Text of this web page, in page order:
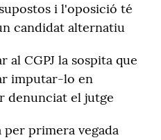
i l'oposició té
candidat alternatiu
al CGPJ la sospita que
imputar-lo en
denunciat el jutge
per primera vegada